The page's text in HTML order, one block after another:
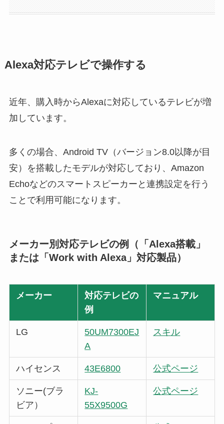
Alexa対応テレビで操作する
近年、購入時からAlexaに対応しているテレビが増
加しています。
多くの場合、Android TV（バージョン8.0以降が目
安）を搭載したモデルが対応しており、Amazon
Echoなどのスマートスピーカーと連携設定を行う
ことで利用可能になります。
メーカー別対応テレビの例（「Alexa搭載」
または「Work with Alexa」対応製品）
メーカー
対応テレビの
例
マニュアル
LG
50UM7300EJ
A
スキル
ハイセンス 43E6800 公式ページ
ソニー(ブラ
ビア）
KJ-
55X9500G
公式ページ